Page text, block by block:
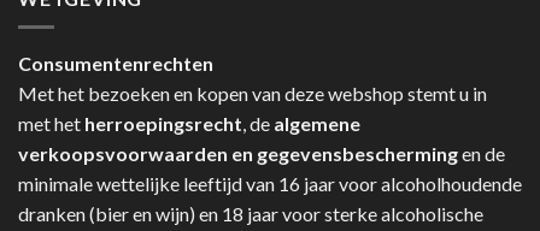
Consumentenrechten
Met het bezoeken en kopen van deze webshop stemt u in
met het herroepingsrecht, de algemene
verkoopsvoorwaarden en gegevensbeschermingen de
minimale wettelijke leeftijd van 16 jaar voor alcoholhoudende
dranken (bier en wijn) en 18 jaar voor sterke alcoholische